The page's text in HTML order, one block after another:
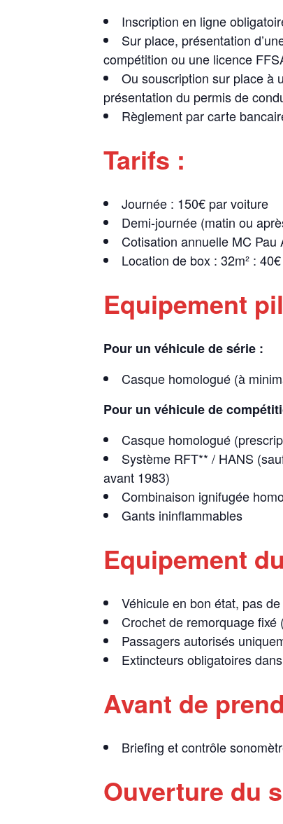
Inscription en ligne
Sur place, présentation
compétition ou une licence
Ou souscription sur place à
présentation du permis de
Règlement par carte
Tarifs :
Journée : 150€ par voiture
Demi-journée (matin ou
Cotisation annuelle MC
Location de box : 32m² :
Equipement
Pour un véhicule de série :
Casque homologué (à
Pour un véhicule de
Casque homologué
Système RFT** / HANS
avant 1983)
Combinaison ignifugée
Gants ininflammables
Equipement
Véhicule en bon état, pas
Crochet de remorquage fixé
Passagers autorisés
Extincteurs obligatoires
Avant de
Briefing et contrôle
Ouverture du